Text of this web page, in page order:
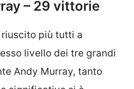
– 29 vittorie
più tutti a
livello dei tre grandi
Andy Murray, tanto